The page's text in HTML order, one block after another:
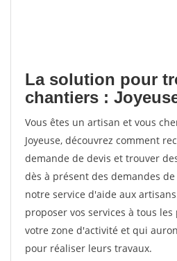
La solution pour
chantiers :
Vous êtes un artisan et vous
Joyeuse, découvrez comment
demande de devis et trouver
dès à présent des demandes
notre service d'aide aux
proposer vos services à tous
votre zone d'activité et qui
pour réaliser leurs travaux.